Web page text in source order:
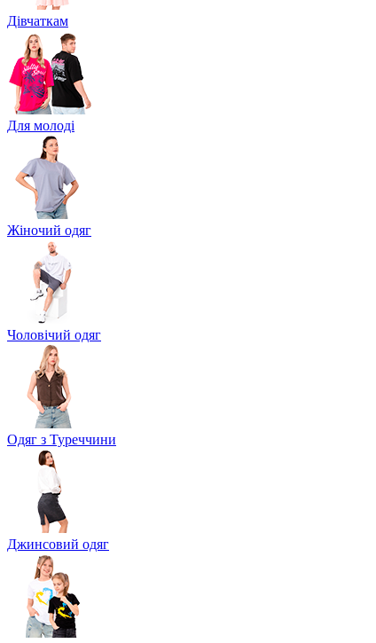
Дівчаткам
Для молоді
Жіночий одяг
Чоловічий одяг
Одяг з Туреччини
Джинсовий одяг